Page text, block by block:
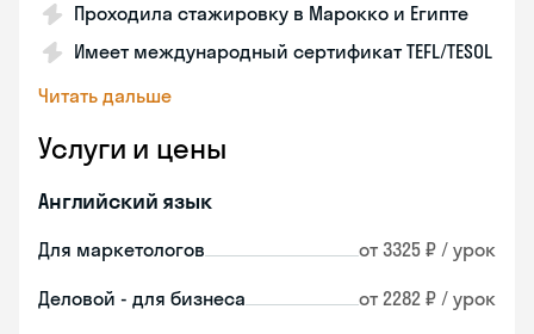
Проходила стажировку в Марокко и Египте
Имеет международный сертификат TEFL/TESOL
Читать дальше
Услуги и цены
Английский язык
Для маркетологов от 3325 ₽ / урок
Деловой - для бизнеса от 2282 ₽ / урок